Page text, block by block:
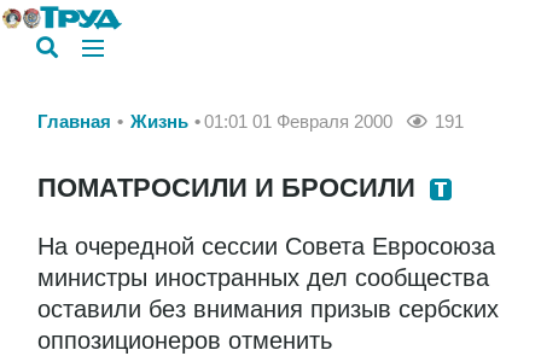
Главная Жизнь 01:01 01 Февраля 2000 191
ПОМАТРОСИЛИ И БРОСИЛИ
На очередной сессии Совета Евросоюза
министры иностранных дел сообщества
оставили без внимания призыв сербских
оппозиционеров отменить